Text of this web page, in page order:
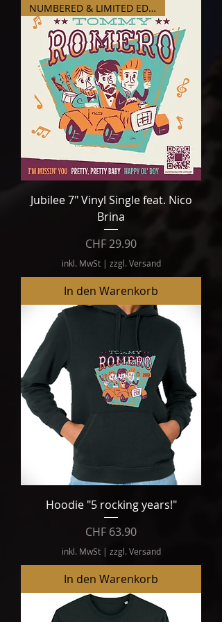
NUMBERED & LIMITED EDITION!
Jubilee 7" Vinyl Single feat. Nico
Brina
Preis
CHF 29.90
inkl. MwSt| zzgl. Versand
In den Warenkorb
Hoodie "5 rocking years!"
Preis
CHF 63.90
inkl. MwSt| zzgl. Versand
In den Warenkorb